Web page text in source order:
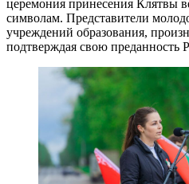
церемония принесения Клятвы
символам. Представители
учреждений образования,
подтверждая свою преданность